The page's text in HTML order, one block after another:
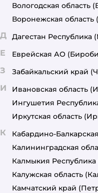
Вологодская область
Воронежская область
Д Дагестан Республика
Е Еврейская АО
З Забайкальский край
И Ивановская область
Ингушетия
Иркутская область
К Кабардино-
Калининградская
Калмыкия Республика
Калужская область
Камчатский край